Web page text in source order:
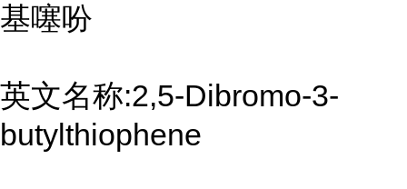
基噻吩
英文名称:2,5-Dibromo-3-
butylthiophene